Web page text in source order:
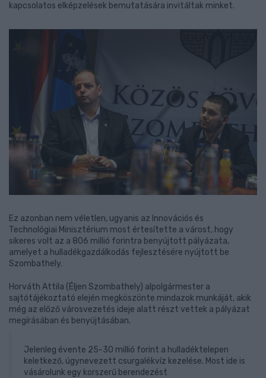
kapcsolatos elképzelések bemutatására invitáltak minket.
Ez azonban nem véletlen, ugyanis az Innovációs és
Technológiai Minisztérium most értesítette a várost, hogy
sikeres volt az a 806 millió forintra benyújtott pályázata,
amelyet a hulladékgazdálkodás fejlesztésére nyújtott be
Szombathely.
Horváth Attila (Éljen Szombathely) alpolgármester a
sajtótájékoztató elején megköszönte mindazok munkáját, akik
még az előző városvezetés ideje alatt részt vettek a pályázat
megírásában és benyújtásában.
Jelenleg évente 25-30 millió forint a hulladéktelepen
keletkező, úgynevezett csurgalékvíz kezelése. Most ide is
vásárolunk egy korszerű berendezést